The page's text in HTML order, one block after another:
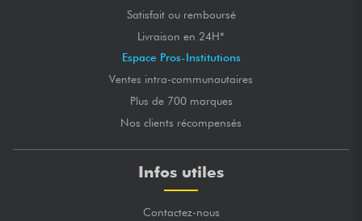
Satisfait ou remboursé
Livraison en 24H*
Espace Pros-Institutions
Ventes intra-communautaires
Plus de 700 marques
Nos clients récompensés
Infos utiles
Contactez-nous